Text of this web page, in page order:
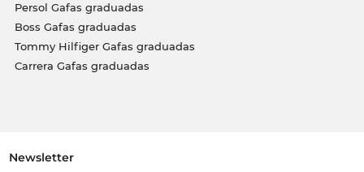
Persol Gafas graduadas
Boss Gafas graduadas
Tommy Hilfiger Gafas graduadas
Carrera Gafas graduadas
Newsletter